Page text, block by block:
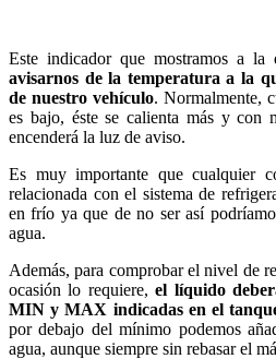
Este indicador que mostramos a la
avisarnos de la temperatura a la
de nuestro vehículo. Normalmente,
es bajo, éste se calienta más y con
encenderá la luz de aviso.
Es muy importante que cualquier
relacionada con el sistema de
en frío ya que de no ser así
agua.
Además, para comprobar el nivel de
ocasión lo requiere, el líquido
MIN y MAX indicadas en el
por debajo del mínimo podemos
agua, aunque siempre sin rebasar el